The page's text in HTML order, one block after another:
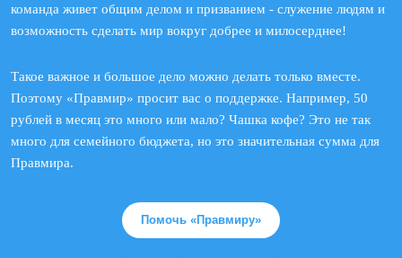
команда живет общим делом и призванием - служение людям и
возможность сделать мир вокруг добрее и милосерднее!
Такое важное и большое дело можно делать только вместе.
Поэтому «Правмир» просит вас о поддержке. Например, 50
рублей в месяц это много или мало? Чашка кофе? Это не так
много для семейного бюджета, но это значительная сумма для
Правмира.
Помочь «Правмиру»